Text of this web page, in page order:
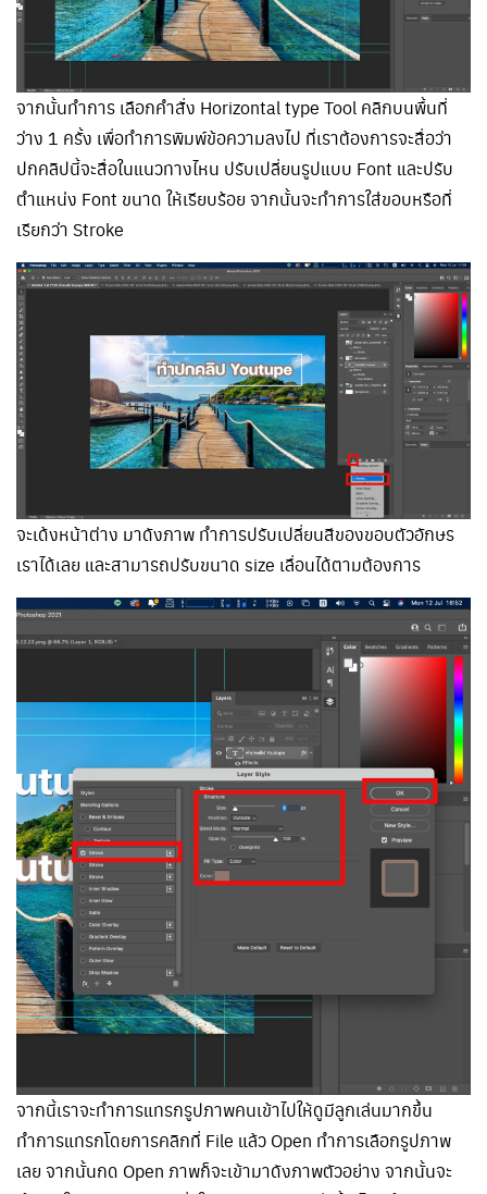
จากนั้นทำการ เลือกคำสั่ง Horizontal type Tool คลิกบนพื้นที่
ว่าง 1 ครั้ง เพื่อทำการพิมพ์ข้อความลงไป ที่เราต้องการจะสื่อว่า
ปกคลิปนี้จะสื่อในแนวทางไหน ปรับเปลี่ยนรูปแบบ Font และปรับ
ตำแหน่ง Font ขนาด ให้เรียบร้อย จากนั้นจะทำการใส่ขอบหรือที่
เรียกว่า Stroke
จะเด้งหน้าต่าง มาดังภาพ ทำการปรับเปลี่ยนสีของขอบตัวอักษร
เราได้เลย และสามารถปรับขนาด size เลื่อนได้ตามต้องการ
จากนี้เราจะทำการแทรกรูปภาพคนเข้าไปให้ดูมีลูกเล่นมากขึ้น
ทำการแทรกโดยการคลิกที่ File แล้ว Open ทำการเลือกรูปภาพ
เลย จากนั้นกด Open ภาพก็จะเข้ามาดังภาพตัวอย่าง จากนั้นจะ